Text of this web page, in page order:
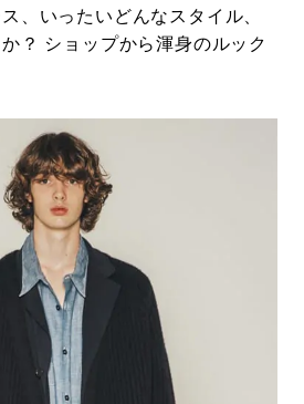
、いったいどんなスタイル、
？ ショップから渾身のルック